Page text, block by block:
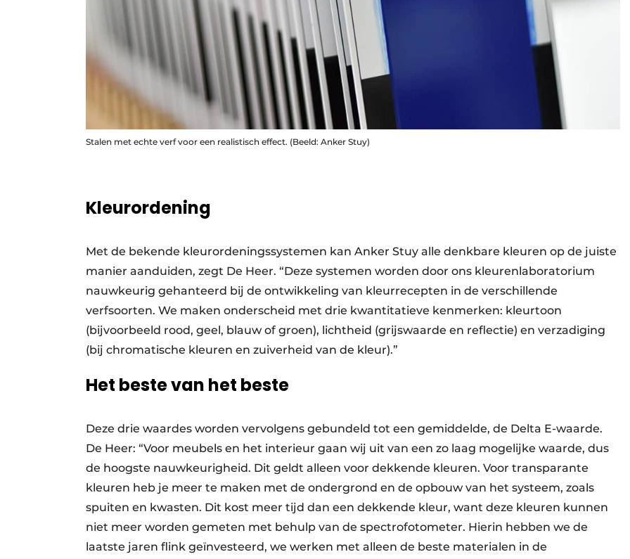
Stalen met echte verf voor een realistisch effect. (Beeld: Anker Stuy)
Kleurordening
Met de bekende kleurordeningssystemen kan Anker Stuy alle denkbare kleuren op de juiste
manier aanduiden, zegt De Heer. “Deze systemen worden door ons kleurenlaboratorium
nauwkeurig gehanteerd bij de ontwikkeling van kleurrecepten in de verschillende
verfsoorten. We maken onderscheid met drie kwantitatieve kenmerken: kleurtoon
(bijvoorbeeld rood, geel, blauw of groen), lichtheid (grijswaarde en reflectie) en verzadiging
(bij chromatische kleuren en zuiverheid van de kleur).”
Het beste van het beste
Deze drie waardes worden vervolgens gebundeld tot een gemiddelde, de Delta E-waarde.
De Heer: “Voor meubels en het interieur gaan wij uit van een zo laag mogelijke waarde, dus
de hoogste nauwkeurigheid. Dit geldt alleen voor dekkende kleuren. Voor transparante
kleuren heb je meer te maken met de ondergrond en de opbouw van het systeem, zoals
spuiten en kwasten. Dit kost meer tijd dan een dekkende kleur, want deze kleuren kunnen
niet meer worden gemeten met behulp van de spectrofotometer. Hierin hebben we de
laatste jaren flink geïnvesteerd, we werken met alleen de beste materialen in de